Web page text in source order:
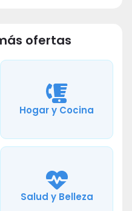
ofertas
Hogar y Cocina
Salud y Belleza